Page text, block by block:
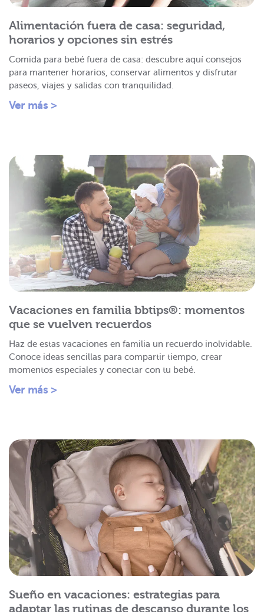
Alimentación fuera de casa: seguridad,
horarios y opciones sin estrés
Comida para bebé fuera de casa: descubre aquí consejos
para mantener horarios, conservar alimentos y disfrutar
paseos, viajes y salidas con tranquilidad.
Ver más >
Vacaciones en familia bbtips®: momentos
que se vuelven recuerdos
Haz de estas vacaciones en familia un recuerdo inolvidable.
Conoce ideas sencillas para compartir tiempo, crear
momentos especiales y conectar con tu bebé.
Ver más >
Sueño en vacaciones: estrategias para
adaptar las rutinas de descanso durante los